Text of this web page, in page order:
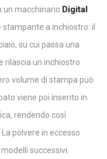
un macchinario Digital
a inchiostro: il
su cui passa una
rilascia un inchiostro
volume di stampa può
viene poi inserito in
rendendo così
polvere in eccesso
successivi.